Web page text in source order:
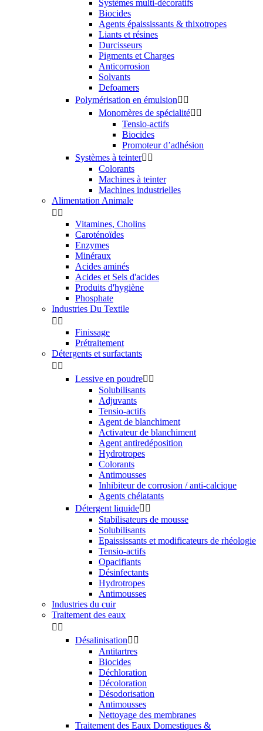
Systèmes multi-décoratifs
Biocides
Agents épaississants & thixotropes
Liants et résines
Durcisseurs
Pigments et Charges
Anticorrosion
Solvants
Defoamers
Polymérisation en émulsion 
Monomères de spécialité 
Tensio-actifs
Biocides
Promoteur d’adhésion
Systèmes à teinter 
Colorants
Machines à teinter
Machines industrielles
Alimentation Animale
 
Vitamines, Cholins
Caroténoïdes
Enzymes
Minéraux
Acides aminés
Acides et Sels d'acides
Produits d'hygiène
Phosphate
Industries Du Textile
 
Finissage
Prétraitement
Détergents et surfactants
 
Lessive en poudre 
Solubilisants
Adjuvants
Tensio-actifs
Agent de blanchiment
Activateur de blanchiment
Agent antiredéposition
Hydrotropes
Colorants
Antimousses
Inhibiteur de corrosion / anti-calcique
Agents chélatants
Détergent liquide 
Stabilisateurs de mousse
Solubilisants
Epaississants et modificateurs de rhéologie
Tensio-actifs
Opacifiants
Désinfectants
Hydrotropes
Antimousses
Industries du cuir
Traitement des eaux
 
Désalinisation 
Antitartres
Biocides
Déchloration
Décoloration
Désodorisation
Antimousses
Nettoyage des membranes
Traitement des Eaux Domestiques &